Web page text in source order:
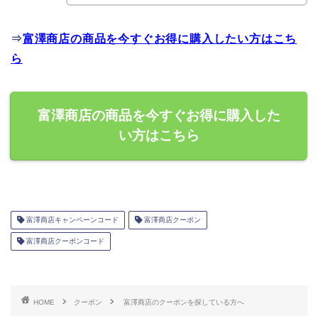
⇒富澤商店の商品を今すぐお得に購入したい方はこち
ら
富澤商店の商品を今すぐお得に購入した
い方はこちら
富澤商店キャンペーンコード 富澤商店クーポン
富澤商店クーポンコード
HOME クーポン 富澤商店のクーポンを探している方へ